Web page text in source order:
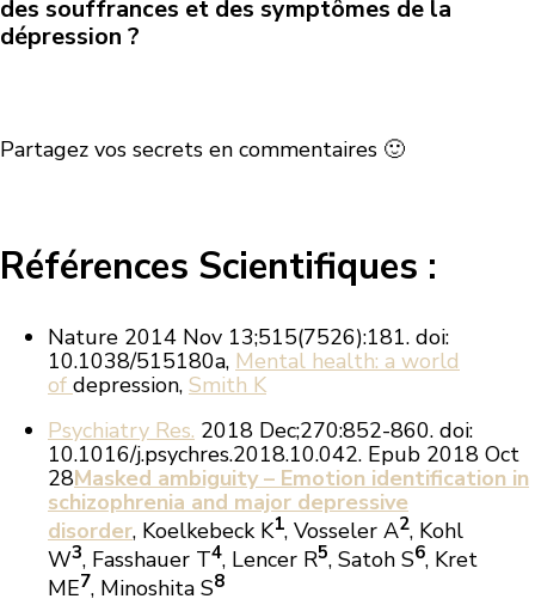
des souffrances et des symptômes de la
dépression ?
Partagez vos secrets en commentaires 🙂
Références Scientifiques :
Nature 2014 Nov 13;515(7526):181. doi:
10.1038/515180a, Mental health: a world
of depression, Smith K
Psychiatry Res. 2018 Dec;270:852-860. doi:
10.1016/j.psychres.2018.10.042. Epub 2018 Oct
28Masked ambiguity – Emotion identification in
schizophrenia and major depressive
disorder, Koelkebeck K1, Vosseler A2, Kohl
W3, Fasshauer T4, Lencer R5, Satoh S6, Kret
ME7, Minoshita S8